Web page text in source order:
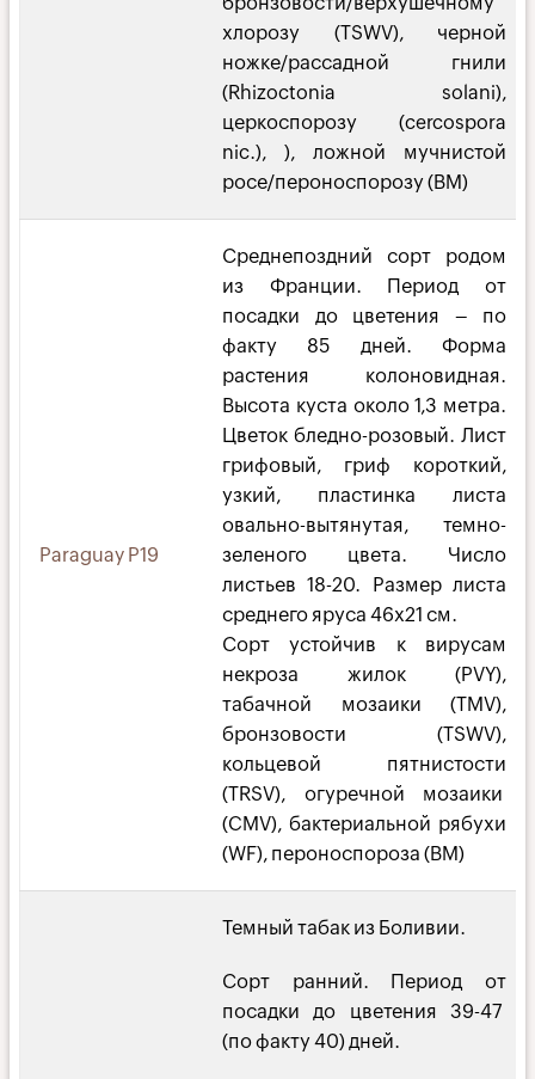
хлорозу (TSWV), черной
ножке/рассадной гнили
(Rhizoctonia solani),
церкоспорозу (cercospora
nic.), ), ложной мучнистой
росе/пероноспорозу (BM)
Paraguay P19
Среднепоздний сорт родом
из Франции. Период от
посадки до цветения – по
факту 85 дней. Форма
растения колоновидная.
Высота куста около 1,3 метра.
Цветок бледно-розовый. Лист
грифовый, гриф короткий,
узкий, пластинка листа
овально-вытянутая, темно-
зеленого цвета. Число
листьев 18-20. Размер листа
среднего яруса 46х21 см.
Сорт устойчив к вирусам
некроза жилок (PVY),
табачной мозаики (TMV),
бронзовости (TSWV),
кольцевой пятнистости
(TRSV), огуречной мозаики
(CMV), бактериальной рябухи
(WF), пероноспороза (BM)
Темный табак из Боливии.
Сорт ранний. Период от
посадки до цветения 39-47
(по факту 40) дней.